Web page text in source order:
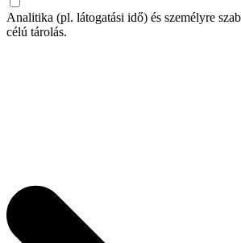
Analitika (pl. látogatási idő) és személyre
célú tárolás.